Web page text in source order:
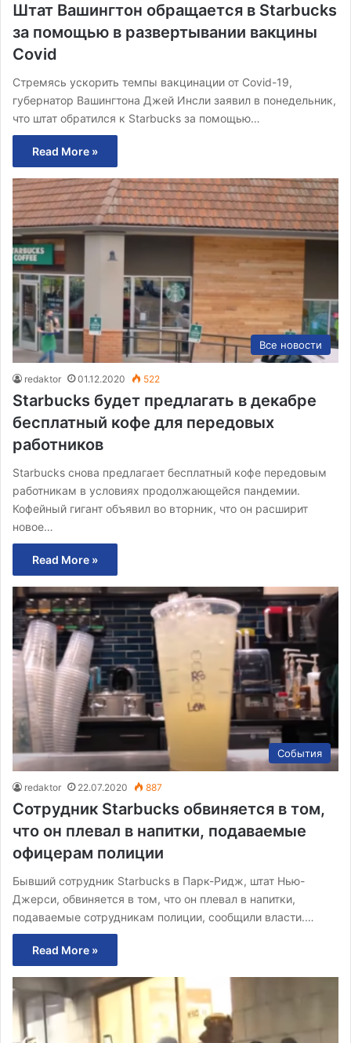
Штат Вашингтон обращается в Starbucks
за помощью в развертывании вакцины
Covid
Стремясь ускорить темпы вакцинации от Covid-19,
губернатор Вашингтона Джей Инсли заявил в понедельник,
что штат обратился к Starbucks за помощью…
Read More »
Все новости
redaktor 01.12.2020 522
Starbucks будет предлагать в декабре
бесплатный кофе для передовых
работников
Starbucks снова предлагает бесплатный кофе передовым
работникам в условиях продолжающейся пандемии.
Кофейный гигант объявил во вторник, что он расширит
новое…
Read More »
События
redaktor 22.07.2020 887
Сотрудник Starbucks обвиняется в том,
что он плевал в напитки, подаваемые
офицерам полиции
Бывший сотрудник Starbucks в Парк-Ридж, штат Нью-
Джерси, обвиняется в том, что он плевал в напитки,
подаваемые сотрудникам полиции, сообщили власти.…
Read More »